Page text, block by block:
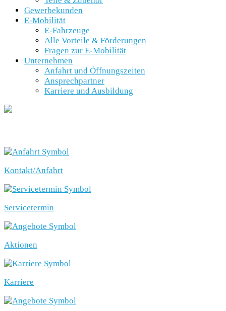
Gewerbekunden
E-Mobilität
E-Fahrzeuge
Alle Vorteile & Förderungen
Fragen zur E-Mobilität
Unternehmen
Anfahrt und Öffnungszeiten
Ansprechpartner
Karriere und Ausbildung
Kontakt/Anfahrt
Servicetermin
Aktionen
Karriere